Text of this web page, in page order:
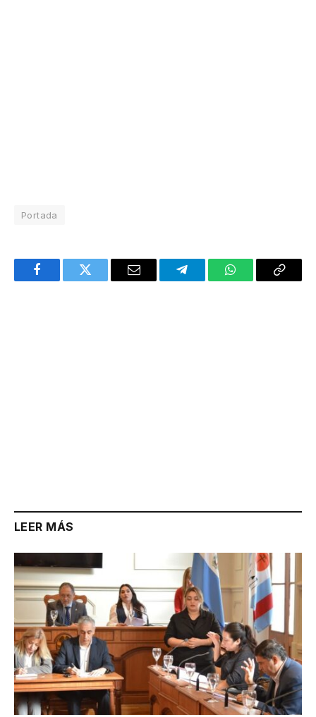
Portada
FacebookTwitter Email TelegramWhatsAppCopy
LEER MÁS